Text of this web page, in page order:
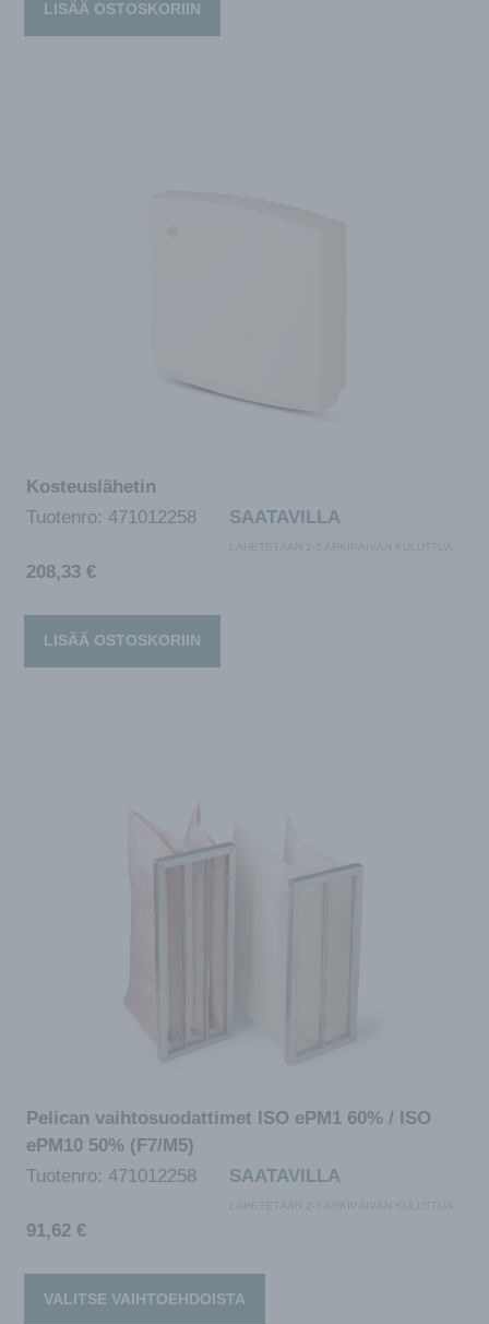
LISÄÄ OSTOSKORIIN
Kosteuslähetin
Tuotenro: 471012258 SAATAVILLA
LÄHETETÄÄN 2-5 ARKIPÄIVÄN KULUTTUA
208,33 €
LISÄÄ OSTOSKORIIN
Pelican vaihtosuodattimet ISO ePM1 60% / ISO
ePM10 50% (F7/M5)
Tuotenro: 471012258 SAATAVILLA
LÄHETETÄÄN 2-5 ARKIPÄIVÄN KULUTTUA
91,62 €
VALITSE VAIHTOEHDOISTA